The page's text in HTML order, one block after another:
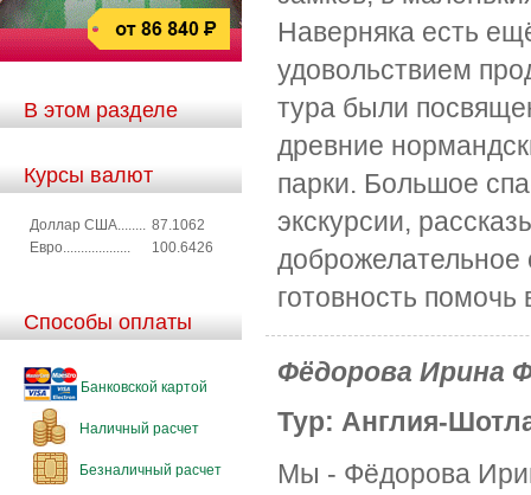
В этом разделе
Курсы валют
Доллар США........ 87.1062
Евро...................
100.6426
Способы оплаты
Банковской картой
Наличный расчет
Безналичный расчет
Наверняка есть
удовольствием
тура были
древние
парки. Большое
экскурсии,
готовность
Фёдорова Ирина
Тур: Англия-
Мы - Фёдорова